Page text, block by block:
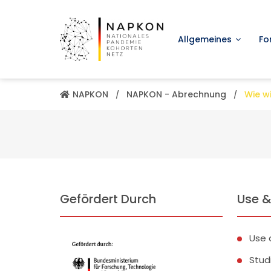
Allgemeines
NAPKON NAPKON - Abrechnung Wie
Gefördert Durch Use
Use